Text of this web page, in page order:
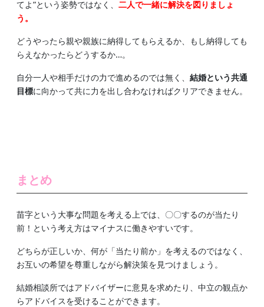
てよ”という姿勢ではなく、 二人で一緒に解決を図りましょ
う。
どうやったら親や親族に納得してもらえるか、もし納得しても
らえなかったらどうするか…。
自分一人や相手だけの力で進めるのでは無く、 結婚という共通
目標に向かって共に力を出し合わなければクリアできません。
まとめ
苗字という大事な問題を考える上では、〇〇するのが当たり
前！という考え方はマイナスに働きやすいです。
どちらが正しいか、何が「当たり前か」を考えるのではなく、
お互いの希望を尊重しながら解決策を見つけましょう。
結婚相談所ではアドバイザーに意見を求めたり、中立の観点か
らアドバイスを受けることができます。